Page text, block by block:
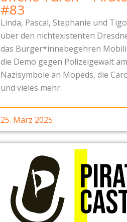
#83
Linda, Pascal, Stephanie und
über den nichtexistenten
das Bürger*innebegehren
die Demo gegen Polizeigewalt
Nazisymbole an Mopeds, die
und vieles mehr.
25. März 2025